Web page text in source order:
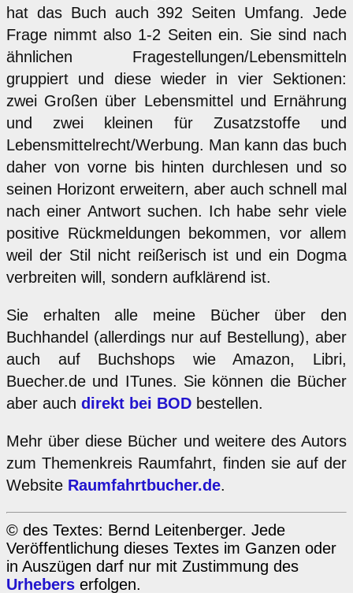
hat das Buch auch 392 Seiten Umfang. Jede
Frage nimmt also 1-2 Seiten ein. Sie sind nach
ähnlichen Fragestellungen/Lebensmitteln
gruppiert und diese wieder in vier Sektionen:
zwei Großen über Lebensmittel und Ernährung
und zwei kleinen für Zusatzstoffe und
Lebensmittelrecht/Werbung. Man kann das buch
daher von vorne bis hinten durchlesen und so
seinen Horizont erweitern, aber auch schnell mal
nach einer Antwort suchen. Ich habe sehr viele
positive Rückmeldungen bekommen, vor allem
weil der Stil nicht reißerisch ist und ein Dogma
verbreiten will, sondern aufklärend ist.
Sie erhalten alle meine Bücher über den
Buchhandel (allerdings nur auf Bestellung), aber
auch auf Buchshops wie Amazon, Libri,
Buecher.de und ITunes. Sie können die Bücher
aber auch direkt bei BOD bestellen.
Mehr über diese Bücher und weitere des Autors
zum Themenkreis Raumfahrt, finden sie auf der
Website Raumfahrtbucher.de.
© des Textes: Bernd Leitenberger. Jede
Veröffentlichung dieses Textes im Ganzen oder
in Auszügen darf nur mit Zustimmung des
Urhebers erfolgen.